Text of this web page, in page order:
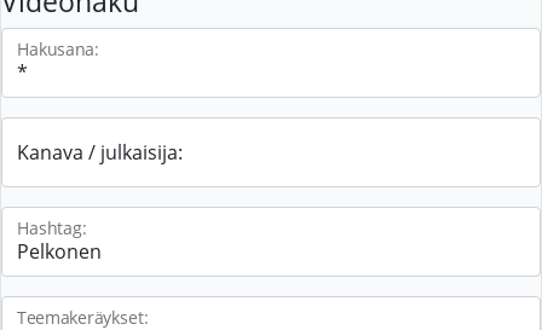
Hakusana:
Kanava / julkaisija:
Hashtag:
Teemakeräykset: